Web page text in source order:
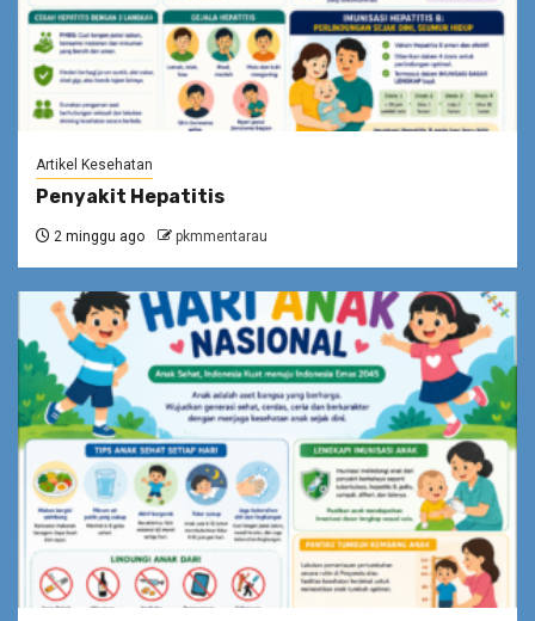
Artikel Kesehatan
Penyakit Hepatitis
2 minggu ago pkmmentarau